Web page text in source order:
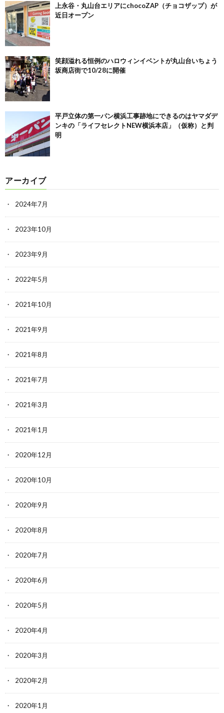
上永谷・丸山台エリアにchocoZAP（チョコザップ）が
近日オープン
笑顔溢れる恒例のハロウィンイベントが丸山台いちょう
坂商店街で10/28に開催
平戸立体の第一パン横浜工事跡地にできるのはヤマダデ
ンキの「ライフセレクトNEW横浜本店」（仮称）と判
明
アーカイブ
2024年7月
2023年10月
2023年9月
2022年5月
2021年10月
2021年9月
2021年8月
2021年7月
2021年3月
2021年1月
2020年12月
2020年10月
2020年9月
2020年8月
2020年7月
2020年6月
2020年5月
2020年4月
2020年3月
2020年2月
2020年1月